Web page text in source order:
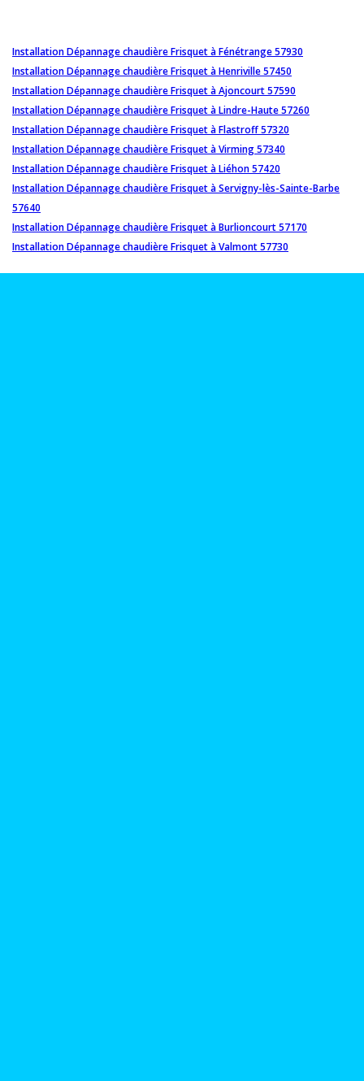
Installation Dépannage chaudière Frisquet à Fénétrange 57930
Installation Dépannage chaudière Frisquet à Henriville 57450
Installation Dépannage chaudière Frisquet à Ajoncourt 57590
Installation Dépannage chaudière Frisquet à Lindre-Haute 57260
Installation Dépannage chaudière Frisquet à Flastroff 57320
Installation Dépannage chaudière Frisquet à Virming 57340
Installation Dépannage chaudière Frisquet à Liéhon 57420
Installation Dépannage chaudière Frisquet à Servigny-lès-Sainte-Barbe
57640
Installation Dépannage chaudière Frisquet à Burlioncourt 57170
Installation Dépannage chaudière Frisquet à Valmont 57730